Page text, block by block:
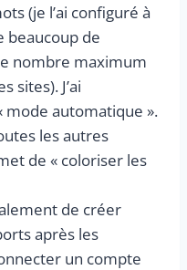
(je l’ai configuré à
beaucoup de
nombre maximum
sites). J’ai
mode automatique ».
les autres
de « coloriser les
de créer
après les
un compte